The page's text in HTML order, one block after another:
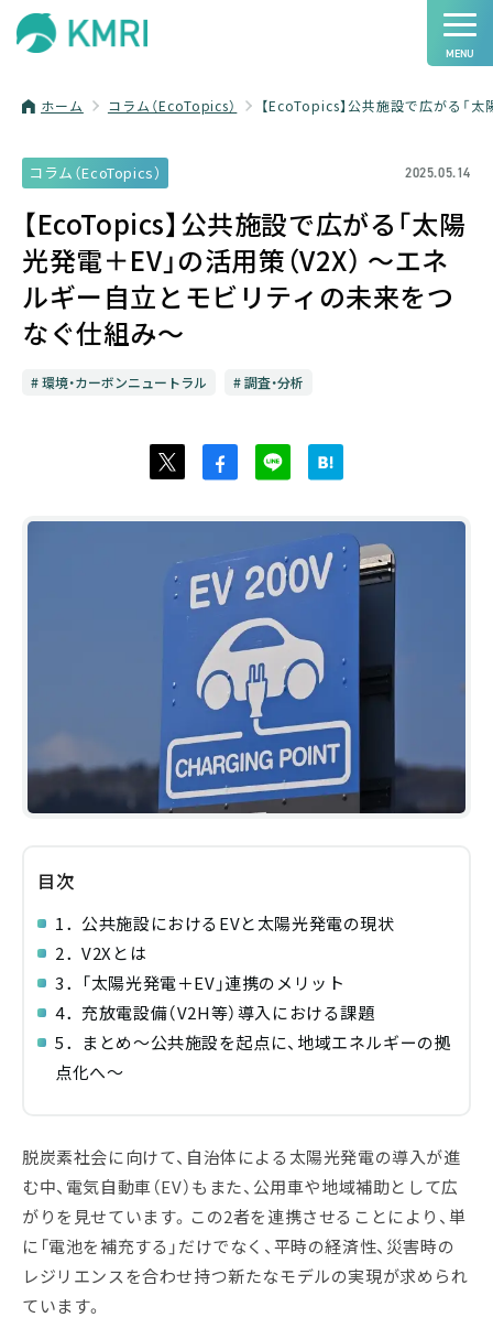
ホーム コラム（EcoTopics） 【EcoTopics】公共施設で広がる「
コラム（EcoTopics） 2025.05.14
【EcoTopics】公共施設で広がる「太陽
光発電＋EV」の活用策（V2X） ～エネ
ルギー自立とモビリティの未来をつ
なぐ仕組み～
環境・カーボンニュートラル 調査・分析
目次
1．公共施設におけるEVと太陽光発電の現状
2．V2Xとは
3．「太陽光発電＋EV」連携のメリット
4．充放電設備（V2H等）導入における課題
5．まとめ～公共施設を起点に、地域エネルギーの拠
点化へ～
脱炭素社会に向けて、自治体による太陽光発電の導入が進
む中、電気自動車（EV）もまた、公用車や地域補助として広
がりを見せています。この2者を連携させることにより、単
に「電池を補充する」だけでなく、平時の経済性、災害時の
レジリエンスを合わせ持つ新たなモデルの実現が求められ
ています。